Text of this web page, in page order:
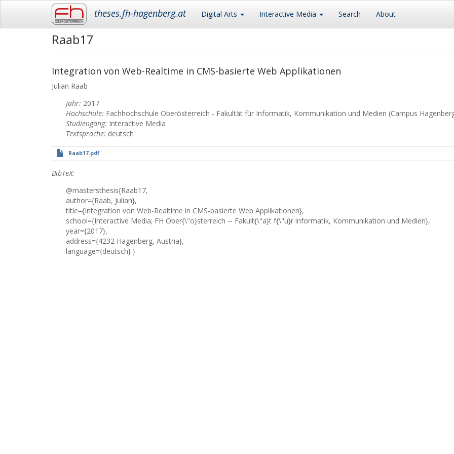
theses.fh-hagenberg.at
Main
navigation
Digital Arts Interactive Media Search About
Raab17
Integration von Web-Realtime in CMS-basierte Web Applikationen
Julian Raab
Jahr: 2017
Hochschule: Fachhochschule Oberösterreich - Fakultät für Informatik, Kommunikation und Medien (Campus
Studiengang: Interactive Media
Textsprache: deutsch
Raab17.pdf
BibTeX:
@mastersthesis{Raab17,
author={Raab, Julian},
title={Integration von Web-Realtime in CMS-basierte Web Applikationen},
school={Interactive Media; FH Ober{\"o}sterreich -- Fakult{\"a}t f{\"u}r informatik, Kommunikation und Medien},
year={2017},
address={4232 Hagenberg, Austria},
language={deutsch} }